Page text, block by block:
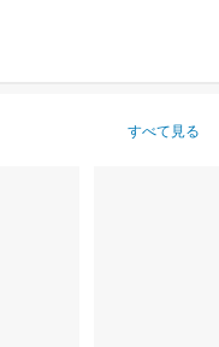
すべて見る